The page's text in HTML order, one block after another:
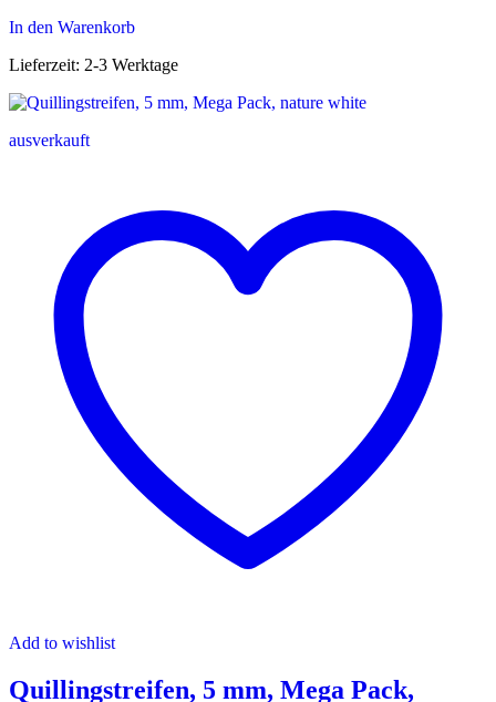
In den Warenkorb
Lieferzeit: 2-3 Werktage
ausverkauft
Add to wishlist
Quillingstreifen, 5 mm, Mega Pack,